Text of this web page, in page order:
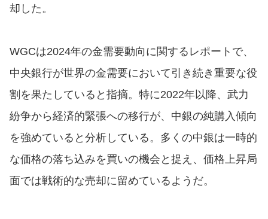
却した。
WGCは2024年の金需要動向に関するレポートで、
中央銀行が世界の金需要において引き続き重要な役
割を果たしていると指摘。特に2022年以降、武力
紛争から経済的緊張への移行が、中銀の純購入傾向
を強めていると分析している。多くの中銀は一時的
な価格の落ち込みを買いの機会と捉え、価格上昇局
面では戦術的な売却に留めているようだ。